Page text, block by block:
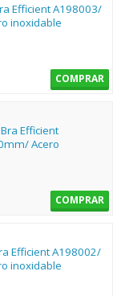
Efficient A198003/
inoxidable
COMPRAR
Efficient
Acero
COMPRAR
Efficient A198002/
inoxidable